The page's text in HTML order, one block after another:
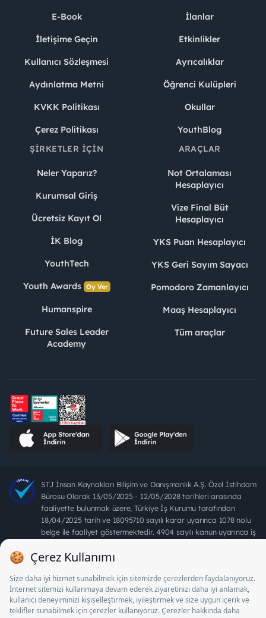
E-Book
İletişime Geçin
Kullanıcı Sözleşmesi
Aydınlatma Metni
KVKK Politikası
Çerez Politikası
İlanlar
Etkinlikler
Ayrıcalıklar
Öğrenci Kulüpleri
Okullar
YouthBlog
ŞIRKETLER İÇIN
Neler Yaparız?
Kurumsal Giriş
Ücretsiz Kayıt Ol
İK Blog
YouthTech
Youth Awards Oy Ver
Humanspire
Future Sales Leader
Academy
ARAÇLAR
Not Ortalaması
Hesaplayıcı
Vize Final Büt
Hesaplayıcı
YKS Puan Hesaplayıcı
YKS Geri Sayım Sayacı
Pomodoro Zamanlayıcı
Maaş Hesaplayıcı
Tüm araçlar
STJ İnsan Kaynakları Bilişim ve Danışmanlık A.Ş. Özel İstihdam
Bürosu Olarak 13/05/2025 - 12/05/2028 tarihleri arasında
faaliyette bulunmak üzere, Türkiye İş Kurumu tarafından
18/04/2025 tarih ve 18095710 sayılı karar uyarınca 1078 nolu
belge ile faaliyet göstermektedir. 4904 sayılı kanun uyarınca iş